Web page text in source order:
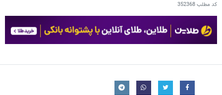
کد مطلب352368